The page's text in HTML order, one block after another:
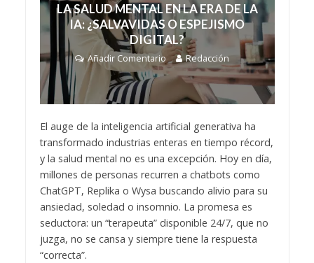
LA SALUD MENTAL EN LA ERA DE LA
IA: ¿SALVAVIDAS O ESPEJISMO
DIGITAL?
Añadir Comentario Redacción
El auge de la inteligencia artificial generativa ha
transformado industrias enteras en tiempo récord,
y la salud mental no es una excepción. Hoy en día,
millones de personas recurren a chatbots como
ChatGPT, Replika o Wysa buscando alivio para su
ansiedad, soledad o insomnio. La promesa es
seductora: un “terapeuta” disponible 24/7, que no
juzga, no se cansa y siempre tiene la respuesta
“correcta”.